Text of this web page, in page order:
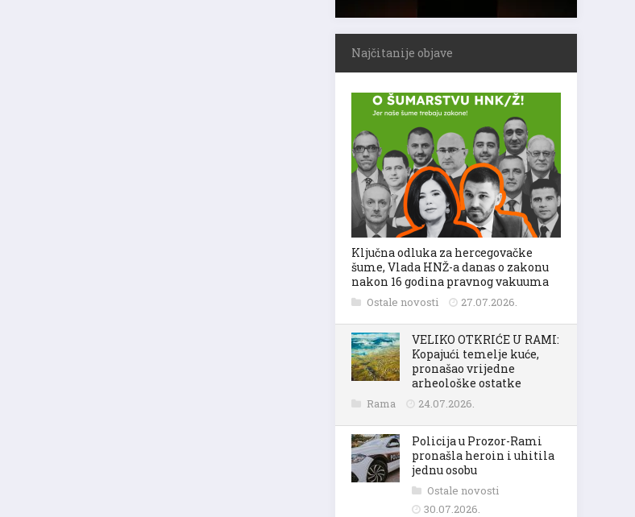
Najčitanije objave
Ključna odluka za hercegovačke
šume, Vlada HNŽ-a danas o zakonu
nakon 16 godina pravnog vakuuma
Ostale novosti 27.07.2026.
VELIKO OTKRIĆE U RAMI:
Kopajući temelje kuće,
pronašao vrijedne
arheološke ostatke
Rama 24.07.2026.
Policija u Prozor-Rami
pronašla heroin i uhitila
jednu osobu
Ostale novosti
30.07.2026.